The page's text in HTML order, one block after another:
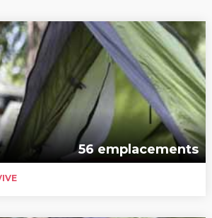
56 emplacements